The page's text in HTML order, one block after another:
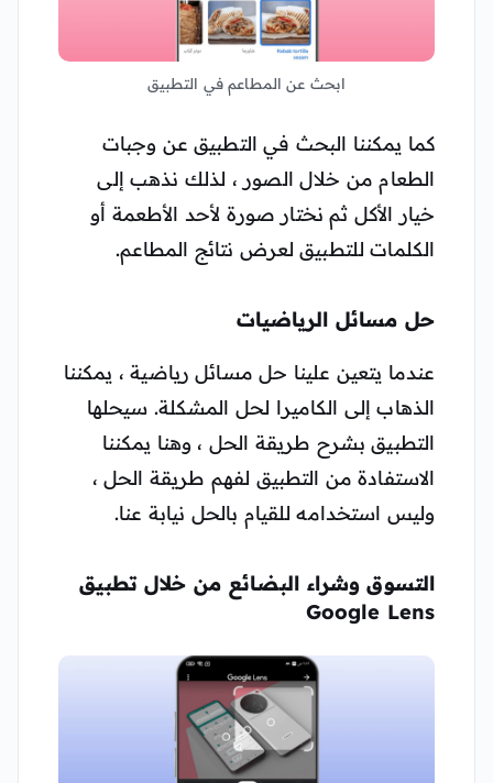
ابحث عن المطاعم في التطبيق
كما يمكننا البحث في التطبيق عن وجبات
الطعام من خلال الصور ، لذلك نذهب إلى
خيار الأكل ثم نختار صورة لأحد الأطعمة أو
الكلمات للتطبيق لعرض نتائج المطاعم.
حل مسائل الرياضيات
عندما يتعين علينا حل مسائل رياضية ، يمكننا
الذهاب إلى الكاميرا لحل المشكلة. سيحلها
التطبيق بشرح طريقة الحل ، وهنا يمكننا
الاستفادة من التطبيق لفهم طريقة الحل ،
وليس استخدامه للقيام بالحل نيابة عنا.
التسوق وشراء البضائع من خلال تطبيق
Google Lens